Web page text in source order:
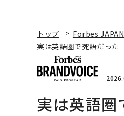
トップ Forbes
実は英語圏で死語だった
実は英語圏